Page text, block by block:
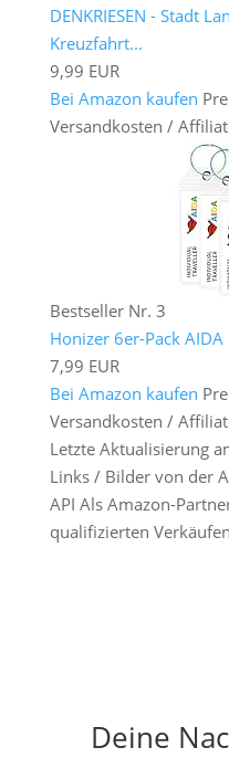
DENKRIESEN - Stadt
Kreuzfahrt...
9,99 EUR
Bei Amazon kaufen
Versandkosten /
Bestseller Nr. 3
Honizer 6er-Pack
7,99 EUR
Bei Amazon kaufen
Versandkosten /
Letzte Aktualisierung
Links / Bilder von der
API Als Amazon-
qualifizierten Verkäufen
Deine